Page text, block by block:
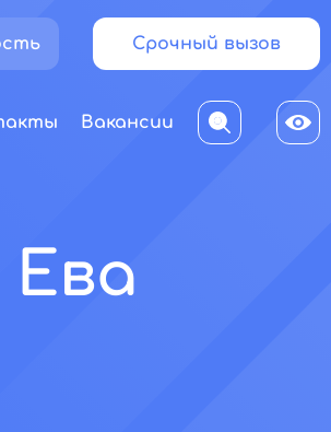
Срочный вызов
Вакансии